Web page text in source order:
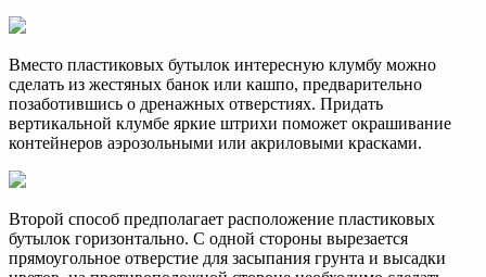
Вместо пластиковых бутылок интересную клумбу можно
сделать из жестяных банок или кашпо, предварительно
позаботившись о дренажных отверстиях. Придать
вертикальной клумбе яркие штрихи поможет окрашивание
контейнеров аэрозольными или акриловыми красками.
Второй способ предполагает расположение пластиковых
бутылок горизонтально. С одной стороны вырезается
прямоугольное отверстие для засыпания грунта и высадки